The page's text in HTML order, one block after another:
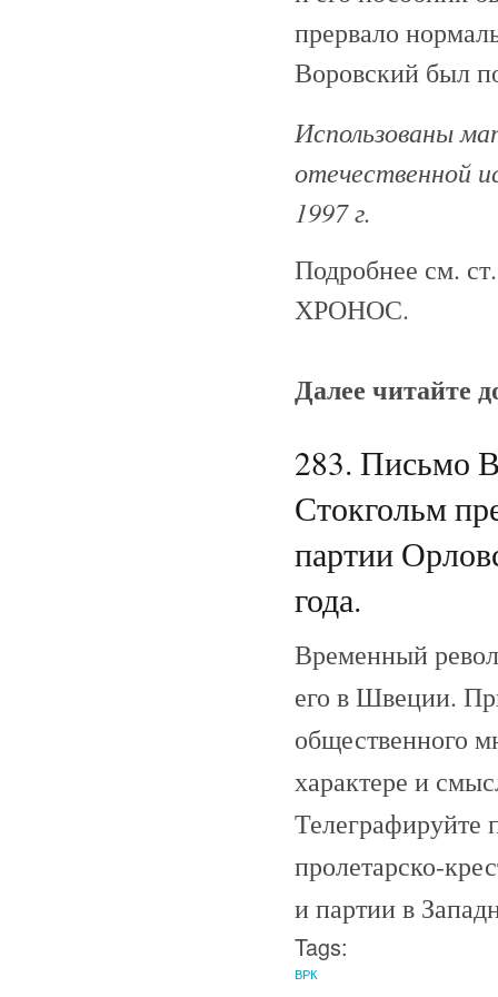
прервало
Воровский был
Использованы
отечественной
1997 г.
Подробнее см.
ХРОНОС.
Далее читайте
283. Письмо
Стокгольм
партии
года.
Временный
его в Швеции.
общественного
характере и
Телеграфируйте
пролетарско-
и партии в
Tags:
ВРК